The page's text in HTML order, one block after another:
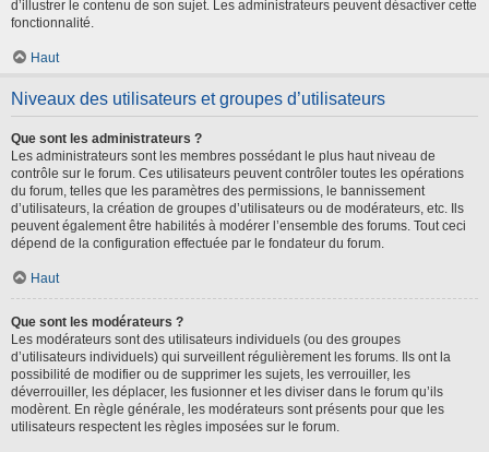
d’illustrer le contenu de son sujet. Les administrateurs peuvent désactiver cette
fonctionnalité.
Haut
Niveaux des utilisateurs et groupes d’utilisateurs
Que sont les administrateurs ?
Les administrateurs sont les membres possédant le plus haut niveau de
contrôle sur le forum. Ces utilisateurs peuvent contrôler toutes les opérations
du forum, telles que les paramètres des permissions, le bannissement
d’utilisateurs, la création de groupes d’utilisateurs ou de modérateurs, etc. Ils
peuvent également être habilités à modérer l’ensemble des forums. Tout ceci
dépend de la configuration effectuée par le fondateur du forum.
Haut
Que sont les modérateurs ?
Les modérateurs sont des utilisateurs individuels (ou des groupes
d’utilisateurs individuels) qui surveillent régulièrement les forums. Ils ont la
possibilité de modifier ou de supprimer les sujets, les verrouiller, les
déverrouiller, les déplacer, les fusionner et les diviser dans le forum qu’ils
modèrent. En règle générale, les modérateurs sont présents pour que les
utilisateurs respectent les règles imposées sur le forum.